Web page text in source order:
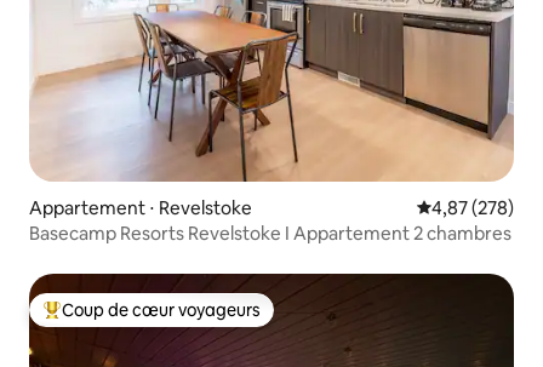
Appartement ⋅ Revelstoke Évaluation
4,87 (278)
Basecamp Resorts Revelstoke I Appartement 2 chambres
Coups de cœur voyageurs les plus appréciés
Coup de cœur voyageurs